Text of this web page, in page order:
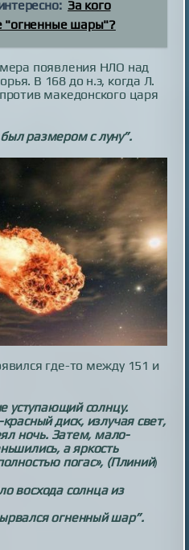
За кого
"огненные шары"?
появления НЛО над
В 168 до н.э, когда Л.
македонского царя
размером с луну”.
где-то между 151 и
уступающий солнцу.
диск, излучая свет,
ночь. Затем, мало-
а яркость
погас», (Плиний)
восхода солнца из
огненный шар”.